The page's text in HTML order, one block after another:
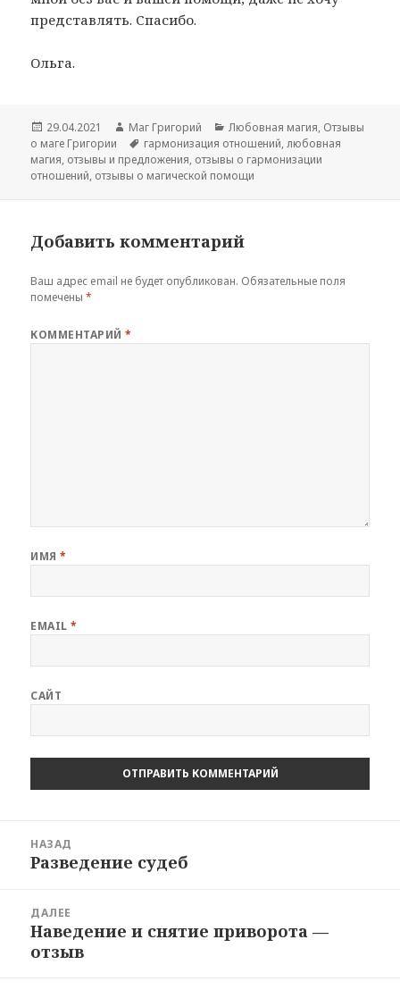
представлять. Спасибо.
Ольга.
Опубликовано
29.04.2021 Автор
Маг Григорий Рубрики
Любовная магия, Отзывы
о маге Григории
Метки
гармонизация отношений,любовная
магия, отзывы и предложения, отзывы о гармонизации
отношений, отзывы о магической помощи
Добавить комментарий
Ваш адрес email не будет опубликован. Обязательные поля
помечены*
КОММЕНТАРИЙ*
ИМЯ*
EMAIL*
САЙТ
записям
НАЗАД
Предыдущая
Разведение судеб
ДАЛЕЕ
Следующая
запись:
Наведение и снятие приворота —
отзыв